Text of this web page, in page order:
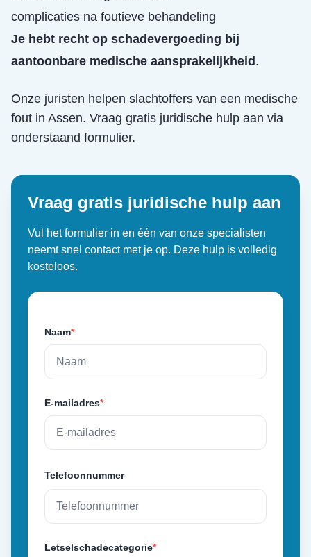
complicaties na foutieve behandeling
Je hebt recht op schadevergoeding bij
aantoonbare medische aansprakelijkheid .
Onze juristen helpen slachtoffers van een medische
fout in Assen. Vraag gratis juridische hulp aan via
onderstaand formulier.
Vraag gratis juridische hulp aan
Vul het formulier in en één van onze specialisten
neemt snel contact met je op. Deze hulp is volledig
kosteloos.
Naam*
E-mailadres*
Telefoonnummer
Letselschadecategorie*